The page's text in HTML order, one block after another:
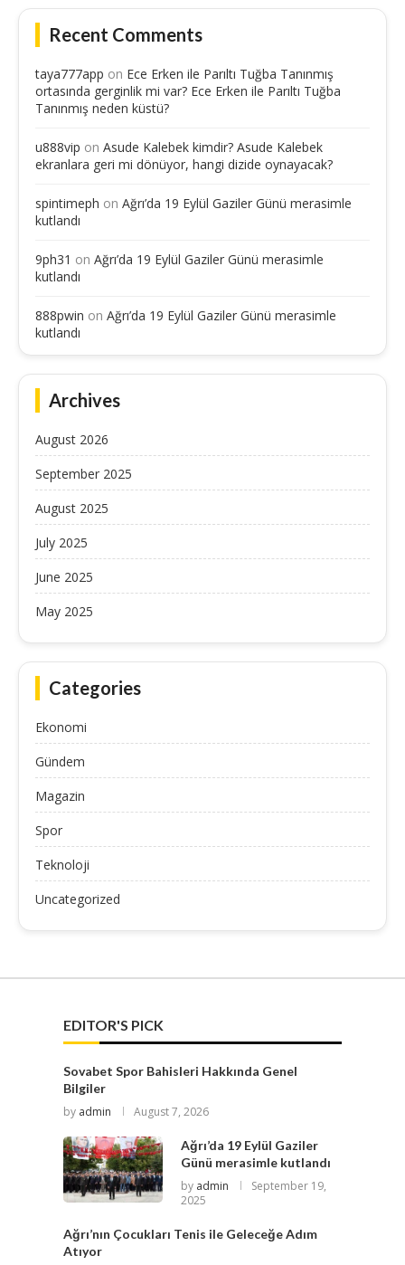
Recent Comments
taya777app on Ece Erken ile Parıltı Tuğba Tanınmış
ortasında gerginlik mi var? Ece Erken ile Parıltı Tuğba
Tanınmış neden küstü?
u888vip on Asude Kalebek kimdir? Asude Kalebek
ekranlara geri mi dönüyor, hangi dizide oynayacak?
spintimeph on Ağrı’da 19 Eylül Gaziler Günü merasimle
kutlandı
9ph31 on Ağrı’da 19 Eylül Gaziler Günü merasimle
kutlandı
888pwin on Ağrı’da 19 Eylül Gaziler Günü merasimle
kutlandı
Archives
August 2026
September 2025
August 2025
July 2025
June 2025
May 2025
Categories
Ekonomi
Gündem
Magazin
Spor
Teknoloji
Uncategorized
EDITOR'S PICK
Sovabet Spor Bahisleri Hakkında Genel
Bilgiler
by admin August 7, 2026
Ağrı’da 19 Eylül Gaziler
Günü merasimle kutlandı
by admin
September 19,
2025
Ağrı’nın Çocukları Tenis ile Geleceğe Adım
Atıyor